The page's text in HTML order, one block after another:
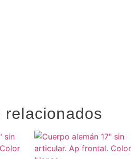
relacionados